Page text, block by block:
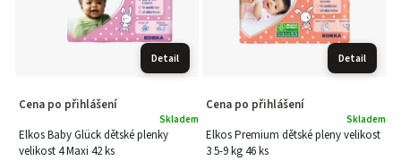
Detail
Elkos Baby Glück dětské plenky
velikost 4 Maxi 42 ks
Skladem
Cena po přihlášení
Detail
Elkos Premium dětské pleny velikost
3 5-9 kg 46 ks
Skladem
Cena po přihlášení